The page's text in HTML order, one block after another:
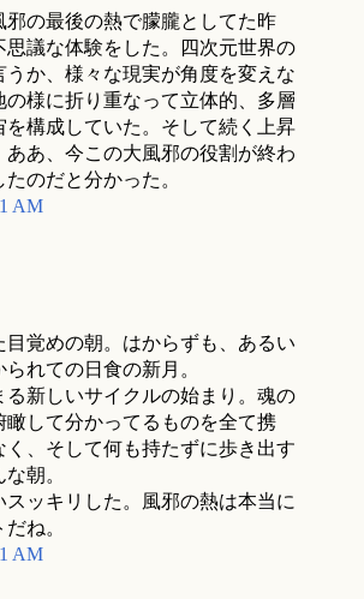
邪の最後の熱で朦朧としてた昨
思議な体験をした。四次元世界の
うか、様々な現実が角度を変えな
の様に折り重なって立体的、多層
を構成していた。そして続く上昇
ああ、今この大風邪の役割が終わ
のだと分かった。
AM
目覚めの朝。はからずも、あるい
れての日食の新月。
る新しいサイクルの始まり。魂の
瞰して分かってるものを全て携
く、そして何も持たずに歩き出す
朝。
スッキリした。風邪の熱は本当に
ね。
AM